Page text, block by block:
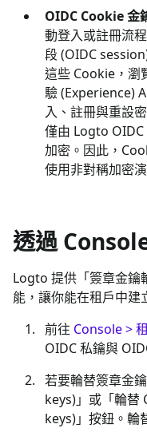
OIDC Cookie 金
動登入或註冊流
段 (OIDC
這些 Cookie，瀏
驗 (Experience)
入、註冊與重設
僅由 Logto
加密。因此，
使用非對稱加密
透過
Logto 提供「簽章金
能，讓你能在租戶中建
前往 Console >
OIDC 私鑰與
若要輪替簽章金
keys)」或「輪
keys)」按鈕。輪